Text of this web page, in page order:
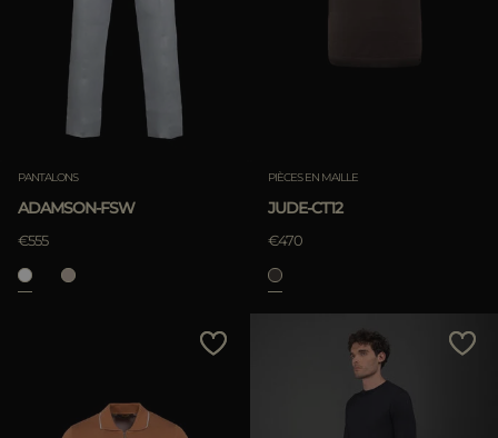
PANTALONS
ADAMSON-FSW
€555
PIÈCES EN MAILLE
JUDE-CT12
€470